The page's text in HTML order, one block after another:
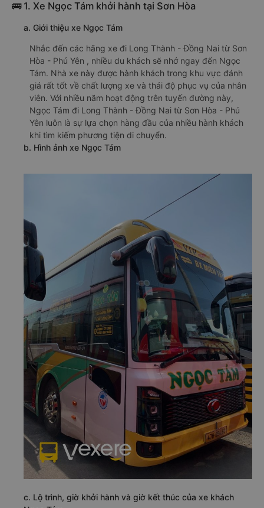
🚌 1. Xe Ngọc Tám khởi hành tại Sơn Hòa
a. Giới thiệu xe Ngọc Tám
Nhắc đến các hãng xe đi Long Thành - Đồng Nai từ Sơn
Hòa - Phú Yên , nhiều du khách sẽ nhớ ngay đến Ngọc
Tám. Nhà xe này được hành khách trong khu vực đánh
giá rất tốt về chất lượng xe và thái độ phục vụ của nhân
viên. Với nhiều năm hoạt động trên tuyến đường này,
Ngọc Tám đi Long Thành - Đồng Nai từ Sơn Hòa - Phú
Yên luôn là sự lựa chọn hàng đầu của nhiều hành khách
khi tìm kiếm phương tiện di chuyển.
b. Hình ảnh xe Ngọc Tám
c. Lộ trình, giờ khởi hành và giờ kết thúc của xe khách